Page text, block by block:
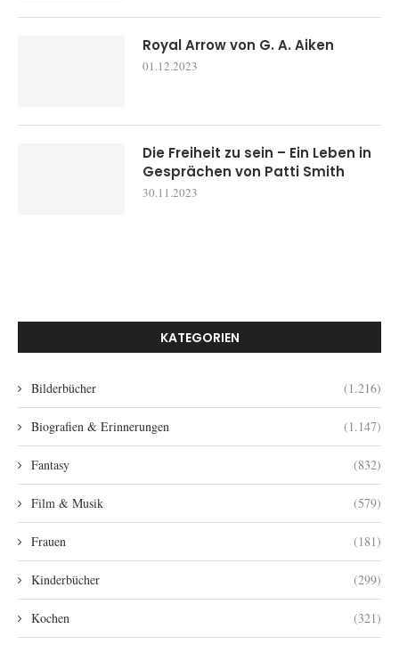
Royal Arrow von G. A. Aiken
01.12.2023
Die Freiheit zu sein – Ein Leben in
Gesprächen von Patti Smith
30.11.2023
KATEGORIEN
Bilderbücher (1.216)
Biografien & Erinnerungen (1.147)
Fantasy (832)
Film & Musik (579)
Frauen (181)
Kinderbücher (299)
Kochen (321)